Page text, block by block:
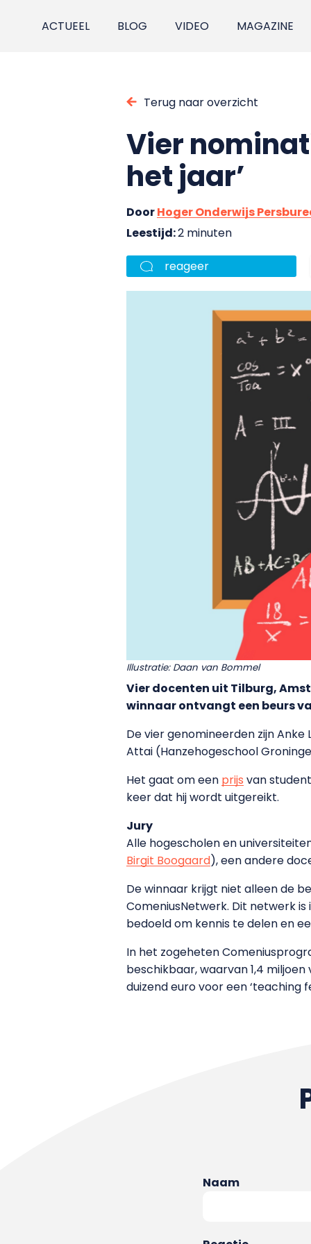
ACTUEEL BLOG VIDEO MAGAZINE
Terug naar overzicht
Vier
het jaar’
DoorHoger Onderwijs
Leestijd:2 minuten
reageer
Illustratie: Daan van Bommel
Vier docenten uit Tilburg,
winnaar ontvangt een beurs
De vier genomineerden zijn
Attai (Hanzehogeschool
Het gaat om een prijs van
keer dat hij wordt uitgereikt.
Jury
Alle hogescholen en
Birgit Boogaard), een andere
De winnaar krijgt niet alleen de
ComeniusNetwerk. Dit netwerk is
bedoeld om kennis te delen en
In het zogeheten
beschikbaar, waarvan 1,4
duizend euro voor een ‘teaching
Naam